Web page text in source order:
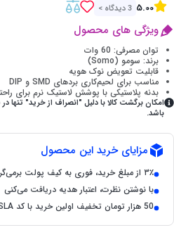
5.00 3 دیدگاه >
ویژگی های محصول
توان مصرفی: 60 وات
برند: سومو (Somo)
قابلیت تعویض نوک هویه
مناسب برای لحیم‌کاری بردهای SMD و DIP
بدنه پلاستیکی با پوشش لاستیک نرم برای
امکان برگشت کالا با دلیل "انصراف از خرید" تنها
باشد.
مزایای خرید این محصول
۳٪ از مبلغ خرید، فوری به کیف پولت برمی‌گرده
با نوشتن نظرت، اعتبار هدیه دریافت می‌کنی
50 هزار تومان تخفیف اولین خرید با کد TESLA